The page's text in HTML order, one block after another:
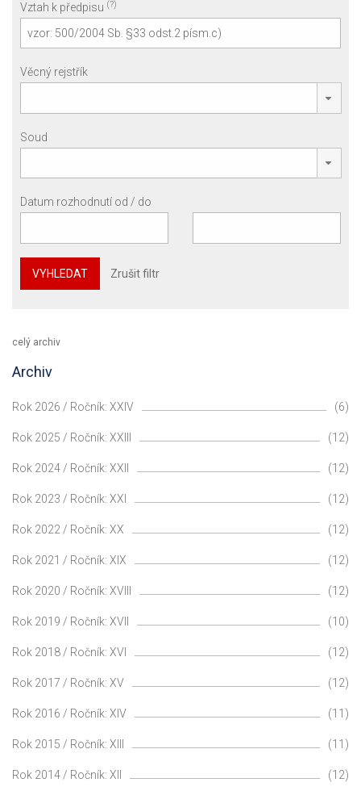
Vztah k předpisu (?)
Věcný rejstřík
Soud
Datum rozhodnutí od / do
VYHLEDAT Zrušit filtr
celý archiv
Archiv
Rok 2026 / Ročník: XXIV (6)
Rok 2025 / Ročník: XXIII (12)
Rok 2024 / Ročník: XXII (12)
Rok 2023 / Ročník: XXI (12)
Rok 2022 / Ročník: XX (12)
Rok 2021 / Ročník: XIX (12)
Rok 2020 / Ročník: XVIII (12)
Rok 2019 / Ročník: XVII (10)
Rok 2018 / Ročník: XVI (12)
Rok 2017 / Ročník: XV (12)
Rok 2016 / Ročník: XIV (11)
Rok 2015 / Ročník: XIII (11)
Rok 2014 / Ročník: XII (12)